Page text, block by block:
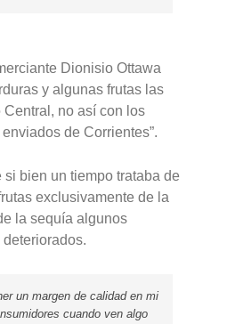
Dionisio Ottawa
y algunas frutas las
Central, no así con los
de Corrientes”.
bien un tiempo trataba de
exclusivamente de la
la sequía algunos
un margen de calidad en mi
cuando ven algo